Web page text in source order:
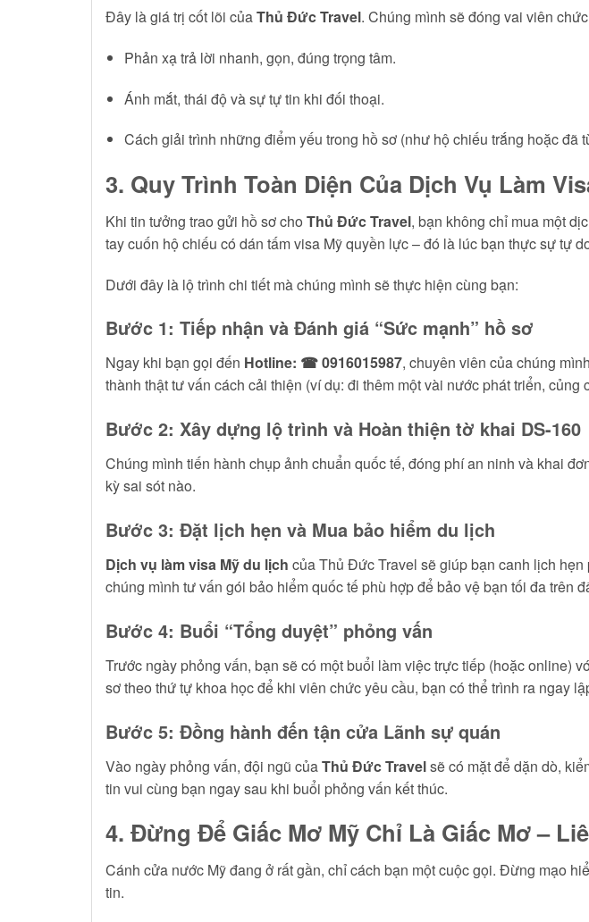
Đây là giá trị cốt lõi củaThủ Đức Travel. Chúng mình sẽ đóng vai viên
Phản xạ trả lời nhanh, gọn, đúng trọng tâm.
Ánh mắt, thái độ và sự tự tin khi đối thoại.
Cách giải trình những điểm yếu trong hồ sơ (như hộ chiếu trắng hoặc đã
3. Quy Trình Toàn Diện Của Dịch Vụ Làm
Khi tin tưởng trao gửi hồ sơ cho Thủ Đức Travel, bạn không chỉ mua một
tay cuốn hộ chiếu có dán tấm visa Mỹ quyền lực – đó là lúc bạn thực sự tự
Dưới đây là lộ trình chi tiết mà chúng mình sẽ thực hiện cùng bạn:
Bước 1: Tiếp nhận và Đánh giá “Sức mạnh” hồ sơ
Ngay khi bạn gọi đến Hotline: ☎ 0916015987, chuyên viên của chúng
thành thật tư vấn cách cải thiện (ví dụ: đi thêm một vài nước phát triển,
Bước 2: Xây dựng lộ trình và Hoàn thiện tờ khai DS-160
Chúng mình tiến hành chụp ảnh chuẩn quốc tế, đóng phí an ninh và khai
kỳ sai sót nào.
Bước 3: Đặt lịch hẹn và Mua bảo hiểm du lịch
Dịch vụ làm visa Mỹ du lịch của Thủ Đức Travel sẽ giúp bạn canh lịch
chúng mình tư vấn gói bảo hiểm quốc tế phù hợp để bảo vệ bạn tối đa trên
Bước 4: Buổi “Tổng duyệt” phỏng vấn
Trước ngày phỏng vấn, bạn sẽ có một buổi làm việc trực tiếp (hoặc online)
sơ theo thứ tự khoa học để khi viên chức yêu cầu, bạn có thể trình ra ngay
Bước 5: Đồng hành đến tận cửa Lãnh sự quán
Vào ngày phỏng vấn, đội ngũ củaThủ Đức Travelsẽ có mặt để dặn dò,
tin vui cùng bạn ngay sau khi buổi phỏng vấn kết thúc.
4. Đừng Để Giấc Mơ Mỹ Chỉ Là Giấc Mơ –
Cánh cửa nước Mỹ đang ở rất gần, chỉ cách bạn một cuộc gọi. Đừng mạo
tin.